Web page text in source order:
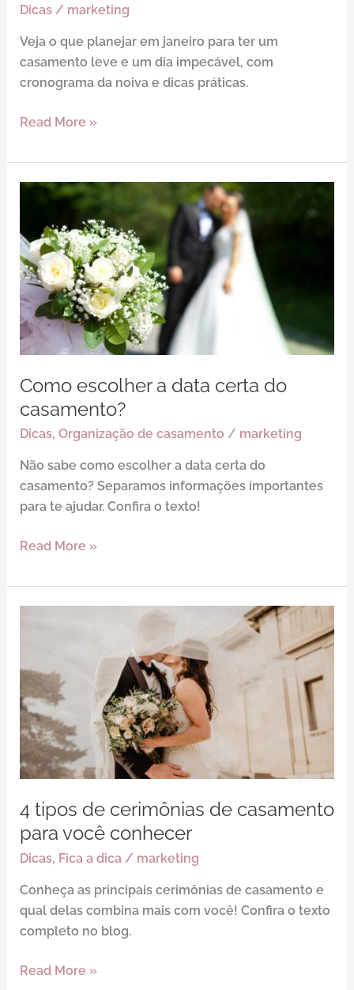
Dicas/ marketing
Veja o que planejar em janeiro para ter um
casamento leve e um dia impecável, com
cronograma da noiva e dicas práticas.
casamento
Read More »
Como escolher a data certa do
casamento?
Dicas, Organização de casamento / marketing
Não sabe como escolher a data certa do
casamento? Separamos informações importantes
para te ajudar. Confira o texto!
Como
a
data
certa
do
casamento?
Read More »
4 tipos de cerimônias de casamento
para você conhecer
Dicas, Fica a dica/ marketing
Conheça as principais cerimônias de casamento e
qual delas combina mais com você! Confira o texto
completo no blog.
cerimônias
de
casamento
para
você
conhecer
Read More »